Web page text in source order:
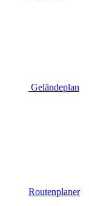
Geländeplan
Routenplaner